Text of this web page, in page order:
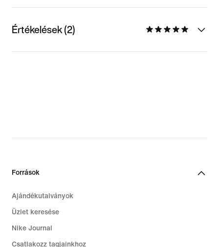
Értékelések (2)
Források
Ajándékutalványok
Üzlet keresése
Nike Journal
Csatlakozz tagjainkhoz